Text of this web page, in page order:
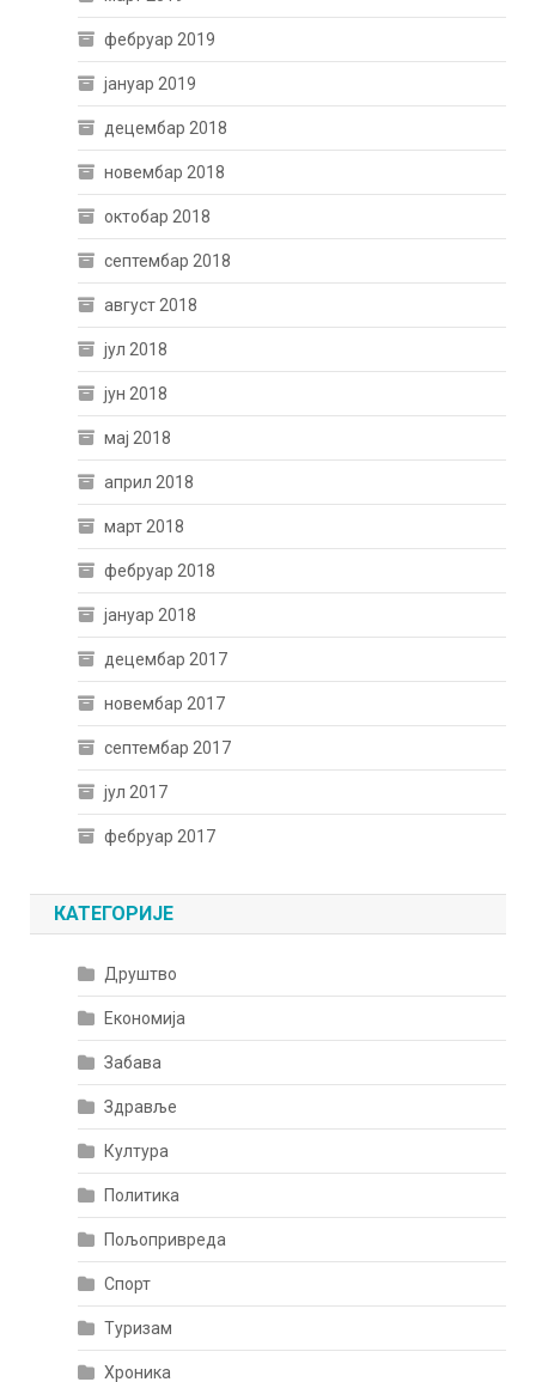
фебруар 2019
јануар 2019
децембар 2018
новембар 2018
октобар 2018
септембар 2018
август 2018
јул 2018
јун 2018
мај 2018
април 2018
март 2018
фебруар 2018
јануар 2018
децембар 2017
новембар 2017
септембар 2017
јул 2017
фебруар 2017
КАТЕГОРИЈЕ
Друштво
Економија
Забава
Здравље
Култура
Политика
Пољопривреда
Спорт
Туризам
Хроника